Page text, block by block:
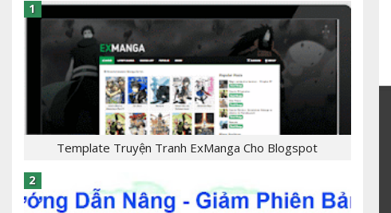
Template Truyện Tranh ExManga Cho Blogspot